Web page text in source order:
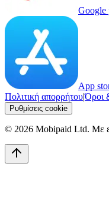
Google
App
Πολιτική απορρήτου|Όροι
Ρυθμίσεις cookie
© 2026 Mobipaid Ltd. Με